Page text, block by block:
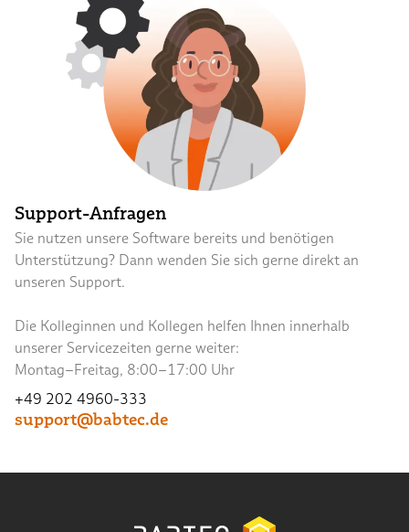
Support-Anfragen
Sie nutzen unsere Software bereits und benötigen
Unterstützung? Dann wenden Sie sich gerne direkt an
unseren Support.
Die Kolleginnen und Kollegen helfen Ihnen innerhalb
unserer Servicezeiten gerne weiter:
Montag–Freitag, 8:00–17:00 Uhr
+49 202 4960-333
support@babtec.de